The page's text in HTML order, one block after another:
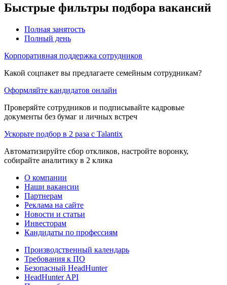
Быстрые фильтры подбора вакансий
Полная занятость
Полный день
Корпоративная поддержка сотрудников
Какой соцпакет вы предлагаете семейным сотрудникам?
Оформляйте кандидатов онлайн
Проверяйте сотрудников и подписывайте кадровые
документы без бумаг и личных встреч
Ускорьте подбор в 2 раза с Talantix
Автоматизируйте сбор откликов, настройте воронку,
собирайте аналитику в 2 клика
О компании
Наши вакансии
Партнерам
Реклама на сайте
Новости и статьи
Инвесторам
Кандидаты по профессиям
Производственный календарь
Требования к ПО
Безопасный HeadHunter
HeadHunter API